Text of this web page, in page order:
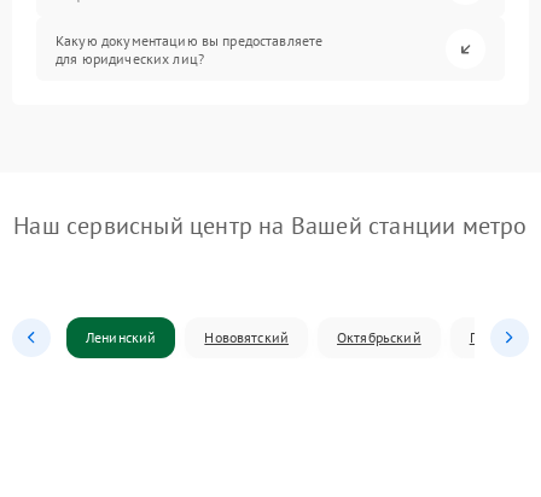
Какую документацию вы предоставляете
для юридических лиц?
Наш сервисный центр на Вашей станции метро
Ленинский Нововятский Октябрьский